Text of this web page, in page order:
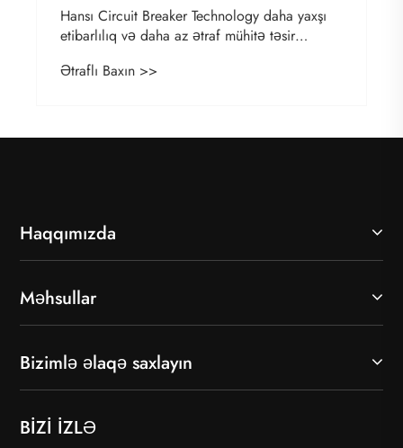
Hansı Circuit Breaker Technology daha yaxşı
etibarlılıq və daha az ətraf mühitə təsir
Ətraflı Baxın >>
Haqqımızda
Məhsullar
Bizimlə əlaqə saxlayın
BİZİ İZLƏ